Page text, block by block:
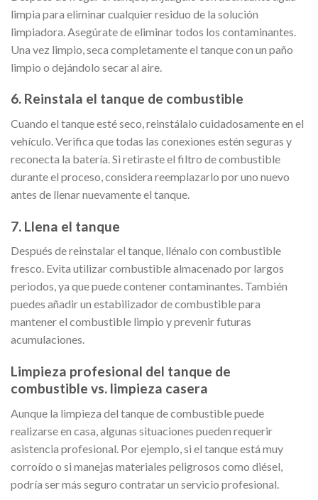
limpia para eliminar cualquier residuo de la solución
limpiadora. Asegúrate de eliminar todos los contaminantes.
Una vez limpio, seca completamente el tanque con un paño
limpio o dejándolo secar al aire.
6. Reinstala el tanque de combustible
Cuando el tanque esté seco, reinstálalo cuidadosamente en el
vehículo. Verifica que todas las conexiones estén seguras y
reconecta la batería. Si retiraste el filtro de combustible
durante el proceso, considera reemplazarlo por uno nuevo
antes de llenar nuevamente el tanque.
7. Llena el tanque
Después de reinstalar el tanque, llénalo con combustible
fresco. Evita utilizar combustible almacenado por largos
periodos, ya que puede contener contaminantes. También
puedes añadir un estabilizador de combustible para
mantener el combustible limpio y prevenir futuras
acumulaciones.
Limpieza profesional del tanque de
combustible vs. limpieza casera
Aunque la limpieza del tanque de combustible puede
realizarse en casa, algunas situaciones pueden requerir
asistencia profesional. Por ejemplo, si el tanque está muy
corroído o si manejas materiales peligrosos como diésel,
podría ser más seguro contratar un servicio profesional.